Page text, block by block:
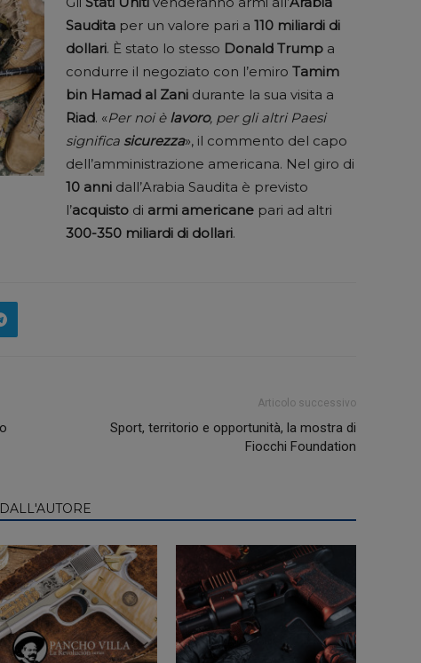
Saudita per un valore pari a 110 miliardi di
dollari. È stato lo stesso Donald Trump a
condurre il negoziato con l’emiro Tamim
bin Hamad al Zani durante la sua visita a
Riad. «Per noi è lavoro, per gli altri Paesi
significa sicurezza», il commento del capo
dell’amministrazione americana. Nel giro di
10 anni dall’Arabia Saudita è previsto
l’acquisto di armi americane pari ad altri
300-350 miliardi di dollari.
Articolo successivo
Sport, territorio e opportunità, la mostra di
Fiocchi Foundation